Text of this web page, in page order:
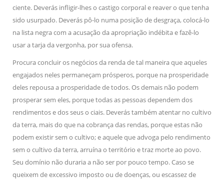
ciente. Deverás infligir-lhes o castigo corporal e reaver o que tenha
sido usurpado. Deverás pô-lo numa posição de desgraça, colocá-lo
na lista negra com a acusação da apropriação indébita e fazê-lo
usar a tarja da vergonha, por sua ofensa.
Procura concluir os negócios da renda de tal maneira que aqueles
engajados neles permaneçam prósperos, porque na prosperidade
deles repousa a prosperidade de todos. Os demais não podem
prosperar sem eles, porque todas as pessoas dependem dos
rendimentos e dos seus o ciais. Deverás também atentar no cultivo
da terra, mais do que na cobrança das rendas, porque estas não
podem existir sem o cultivo; e aquele que advoga pelo rendimento
sem o cultivo da terra, arruína o território e traz morte ao povo.
Seu domínio não duraria a não ser por pouco tempo. Caso se
queixem de excessivo imposto ou de doenças, ou escassez de